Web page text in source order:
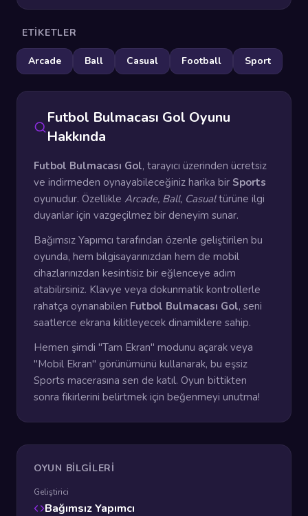
ETIKETLER
Arcade Ball Casual Football Sport
Futbol Bulmacası Gol Oyunu
Hakkında
Futbol Bulmacası Gol, tarayıcı üzerinden ücretsiz
ve indirmeden oynayabileceğiniz harika bir Sports
oyunudur. Özellikle Arcade, Ball, Casualtürüne ilgi
duyanlar için vazgeçilmez bir deneyim sunar.
Bağımsız Yapımcı tarafından özenle geliştirilen bu
oyunda, hem bilgisayarınızdan hem de mobil
cihazlarınızdan kesintisiz bir eğlenceye adım
atabilirsiniz. Klavye veya dokunmatik kontrollerle
rahatça oynanabilen Futbol Bulmacası Gol, seni
saatlerce ekrana kilitleyecek dinamiklere sahip.
Hemen şimdi "Tam Ekran" modunu açarak veya
"Mobil Ekran" görünümünü kullanarak, bu eşsiz
Sports macerasına sen de katıl. Oyun bittikten
sonra fikirlerini belirtmek için beğenmeyi unutma!
OYUN BILGILERI
Geliştirici
Bağımsız Yapımcı